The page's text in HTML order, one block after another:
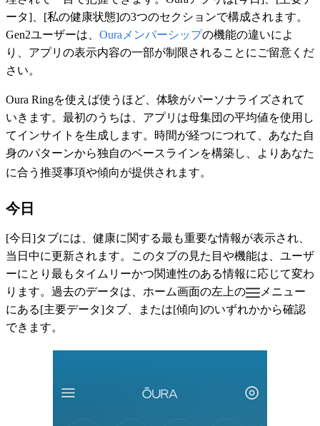
ータ]、[私の健康状態]の3つのセクションで構成されます。
Gen2ユーザーは、 Ouraメンバーシップの機能の違いによ
り、アプリの表示内容の一部が制限されることにご留意くだ
さい。
Oura Ringを使えば使うほど、体験がパーソナライズされて
いきます。最初のうちは、アプリは母集団の平均値を使用し
てインサイトを生成します。時間が経つにつれて、あなた自
身のパターンから独自のベースラインを構築し、よりあなた
に合う推奨事項や傾向が提供されます。
今日
[今日]タブには、健康に関する最も重要な情報が表示され、
当日中に更新されます。このタブの見た目や機能は、ユーザ
ーにとり最もタイムリーかつ関連性のある情報に応じて変わ
ります。過去のデータは、ホーム画面の左上の
メニュー
にある[主要データ]タブ、または[傾向]のいずれかから確認
できます。